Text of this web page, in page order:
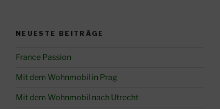
NEUESTE BEITRÄGE
France Passion
Mit dem Wohnmobil in Prag
Mit dem Wohnmobil nach Utrecht